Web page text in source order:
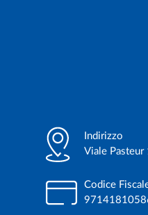
Indirizzo
Viale
Codice